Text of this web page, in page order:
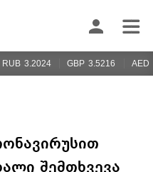
RUB 3.2024 GBP 3.5216 AED
შემთხვევა